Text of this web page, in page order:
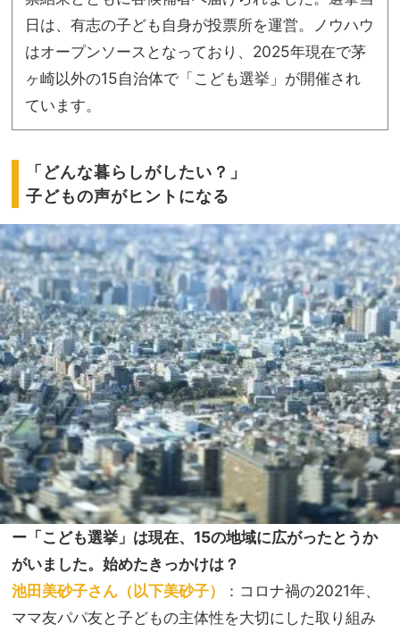
日は、有志の子ども自身が投票所を運営。ノウハウ
はオープンソースとなっており、2025年現在で茅
ヶ崎以外の15自治体で「こども選挙」が開催され
ています。
「どんな暮らしがしたい？」
子どもの声がヒントになる
ー「こども選挙」は現在、15の地域に広がったとうか
がいました。始めたきっかけは？
池田美砂子さん（以下美砂子）
：コロナ禍の2021年、
ママ友パパ友と子どもの主体性を大切にした取り組み